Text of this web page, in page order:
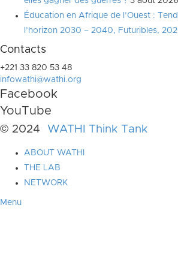
Éducation en Afrique de l’Ouest :
l’horizon 2030 – 2040, Futuribles,
Contacts
+221 33 820 53 48
infowathi@wathi.org
Facebook
YouTube
© 2024 WATHI Think Tank
ABOUT WATHI
THE LAB
NETWORK
Menu